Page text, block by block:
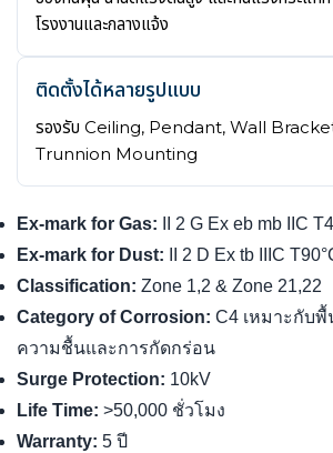
โรงงานและกลางแจ้ง
ติดตั้งได้หลายรูปแบบ
รองรับ Ceiling, Pendant, Wall
Trunnion Mounting
Ex-mark for Gas: II 2 G Ex eb mb IIC
Ex-mark for Dust: II 2 D Ex tb IIIC
Classification: Zone 1,2 & Zone 21,22
Category of Corrosion: C4 เหมาะกับ
ความชื้นและการกัดกร่อน
Surge Protection: 10kV
Life Time: >50,000 ชั่วโมง
Warranty: 5 ปี